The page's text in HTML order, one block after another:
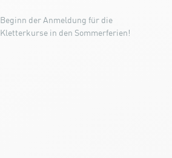
Beginn der Anmeldung für die
Kletterkurse in den Sommerferien!